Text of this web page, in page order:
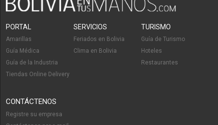
PORTAL
Amarillas
Guía Médica
Guía de la Industria
Tiendas Online Delivery
SERVICIOS
Feriados en Bolivia
Clima en Bolivia
TURISMO
Guía de Turismo
Hoteles
Restaurantes
CONTÁCTENOS
Registre su empresa